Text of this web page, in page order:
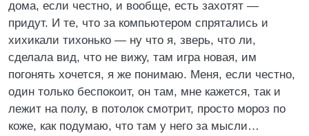
дома, если честно, и вообще, есть захотят —
придут. И те, что за компьютером спрятались и
хихикали тихонько — ну что я, зверь, что ли,
сделала вид, что не вижу, там игра новая, им
погонять хочется, я же понимаю. Меня, если честно,
один только беспокоит, он там, мне кажется, так и
лежит на полу, в потолок смотрит, просто мороз по
коже, как подумаю, что там у него за мысли…